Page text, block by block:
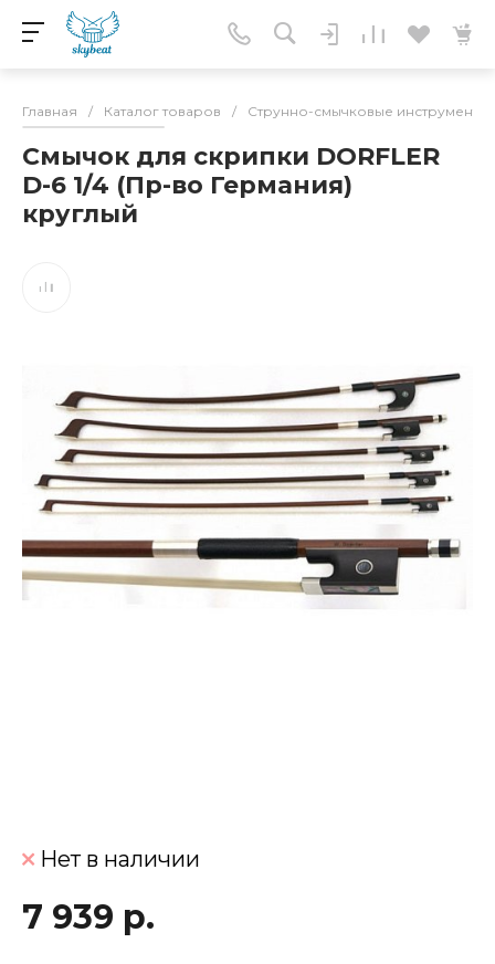
Главная / Каталог товаров / Струнно-смычковые инструменты
Смычок для скрипки DORFLER
D-6 1/4 (Пр-во Германия)
круглый
Нет в наличии
7 939 р.